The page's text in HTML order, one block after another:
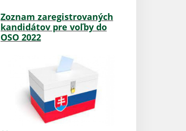
Zoznam zaregistrovaných
kandidátov pre voľby do
OSO 2022